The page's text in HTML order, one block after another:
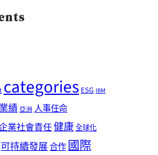
categories ESG IBM
績 亞洲 人事任命
業社會責任健康全球化
可持續發展合作國際